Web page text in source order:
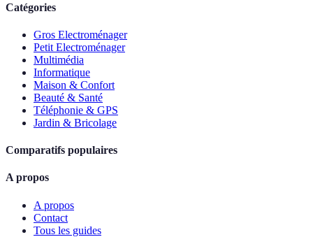
Catégories
Gros Electroménager
Petit Electroménager
Multimédia
Informatique
Maison & Confort
Beauté & Santé
Téléphonie & GPS
Jardin & Bricolage
Comparatifs populaires
A propos
A propos
Contact
Tous les guides